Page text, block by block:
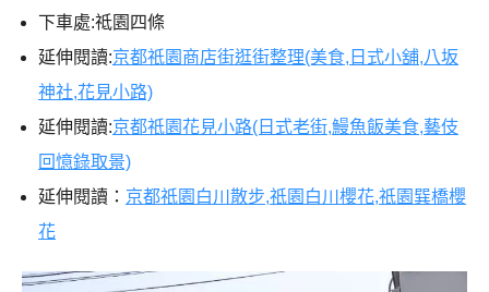
下車處:祗園四條
延伸閱讀:京都祇園商店街逛街整理(美食,日式小舖,八坂
神社,花見小路)
延伸閱讀:京都祇園花見小路(日式老街,鰻魚飯美食,藝伎
回憶錄取景)
延伸閱讀： 京都祇園白川散步,祇園白川櫻花,祇園巽橋櫻
花